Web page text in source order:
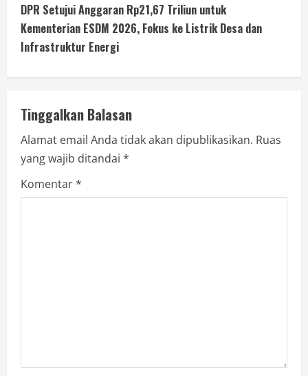
DPR Setujui Anggaran Rp21,67 Triliun untuk
Kementerian ESDM 2026, Fokus ke Listrik Desa dan
Infrastruktur Energi
Tinggalkan Balasan
Alamat email Anda tidak akan dipublikasikan. Ruas
yang wajib ditandai *
Komentar*